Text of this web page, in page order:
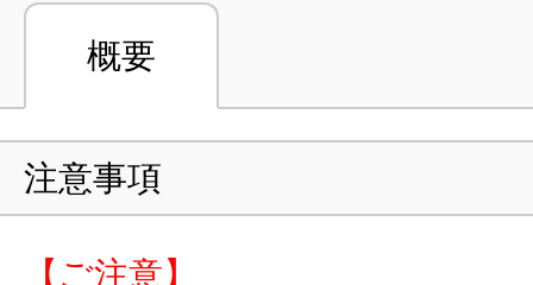
概要
注意事項
【ご注意】